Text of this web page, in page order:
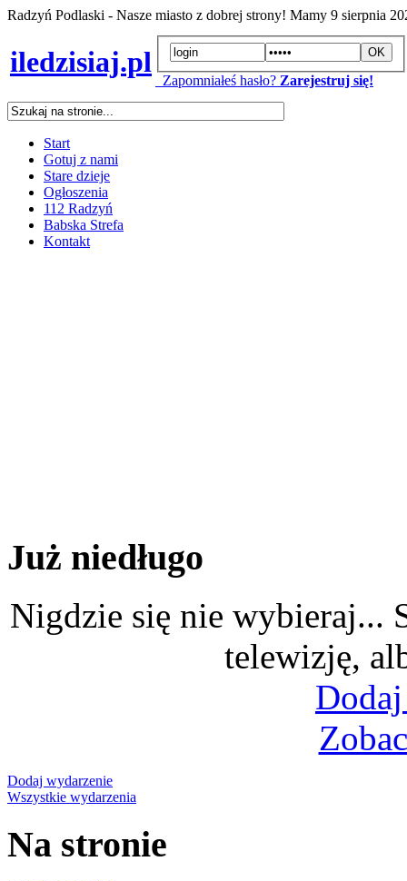
Radzyń Podlaski - Nasze miasto z dobrej strony! Mamy 9 sierpnia
iledzisiaj.pl
Zapomniałeś hasło? Zarejestruj się!
Start
Gotuj z nami
Stare dzieje
Ogłoszenia
112 Radzyń
Babska Strefa
Kontakt
Już niedługo
Nigdzie się nie wybieraj...
telewizję,
Dodaj wydarzenie
Wszystkie wydarzenia
Na stronie